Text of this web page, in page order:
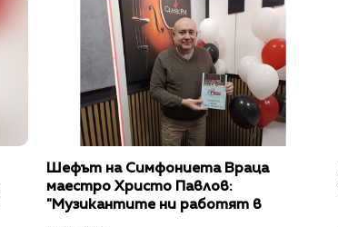
Шефът на Симфониета Враца
маестро Христо Павлов:
"Музикантите ни работят в